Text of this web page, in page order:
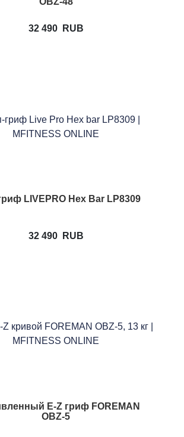
32 490 RUB
LIVEPRO Hex Bar LP8309
32 490 RUB
E-Z гриф FOREMAN
OBZ-5